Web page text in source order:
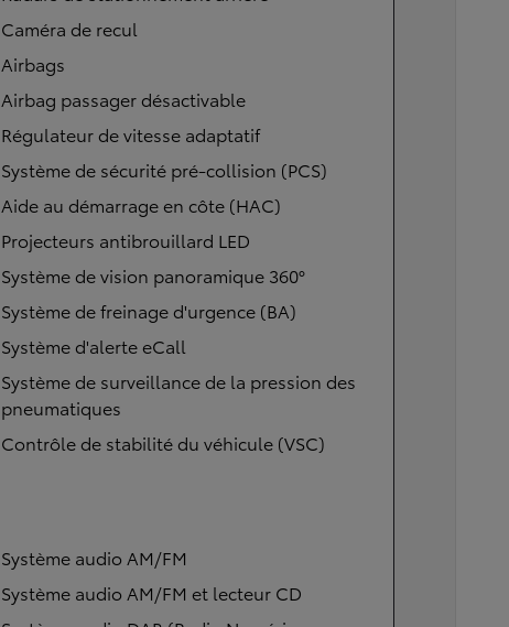
Caméra de recul
Airbags
Airbag passager désactivable
Régulateur de vitesse adaptatif
Système de sécurité pré-collision (PCS)
Aide au démarrage en côte (HAC)
Projecteurs antibrouillard LED
Système de vision panoramique 360°
Système de freinage d'urgence (BA)
Système d'alerte eCall
Système de surveillance de la pression des
pneumatiques
Contrôle de stabilité du véhicule (VSC)
Système audio AM/FM
Système audio AM/FM et lecteur CD